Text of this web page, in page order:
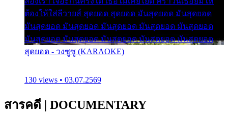
ต้องให้ใส่ลีวายส์ สุดยอด สุดยอด มันสุดยอด มันสุดยอด
มันสุดยอด มันสุดยอด มันสุดยอด มันสุดยอด มันสุดยอด
มันสุดยอด มันสุดยอด มันสุดยอด มันสุดยอด มันสุดยอด
สุดยอด - วงซูซู (KARAOKE)
130 views • 03.07.2569
สารคดี | DOCUMENTARY